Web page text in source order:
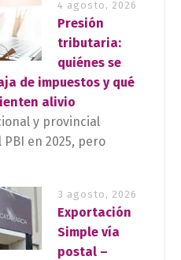
4 agosto, 2026
Presión
tributaria:
quiénes se
de impuestos y qué
alivio
y provincial
en 2025, pero
3 agosto, 2026
Exportación
Simple vía
postal –